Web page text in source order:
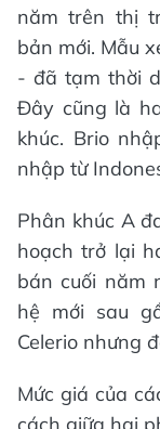
năm trên thị
bản mới. Mẫu
- đã tạm thời
Đây cũng là
khúc. Brio
nhập từ
Phân khúc A
hoạch trở lại
bán cuối năm
hệ mới sau
Celerio nhưng
Mức giá của